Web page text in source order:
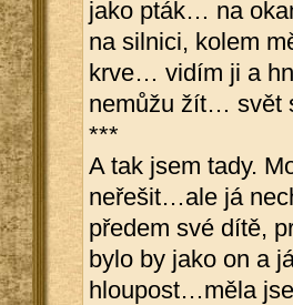
jako pták… na
na silnici, kolem
krve… vidím ji a
nemůžu žít…
***
A tak jsem tady.
neřešit…ale já
předem své dítě,
bylo by jako on a
hloupost…měla